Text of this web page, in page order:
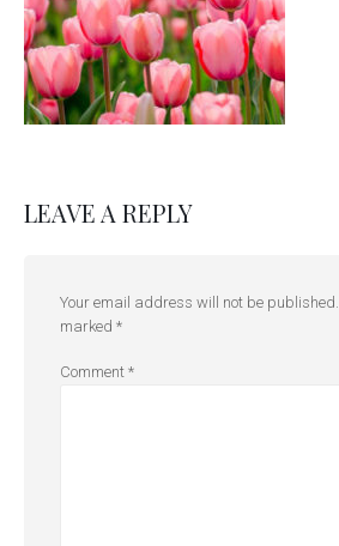
LEAVE A REPLY
Your email address will not be published.
marked *
Comment *